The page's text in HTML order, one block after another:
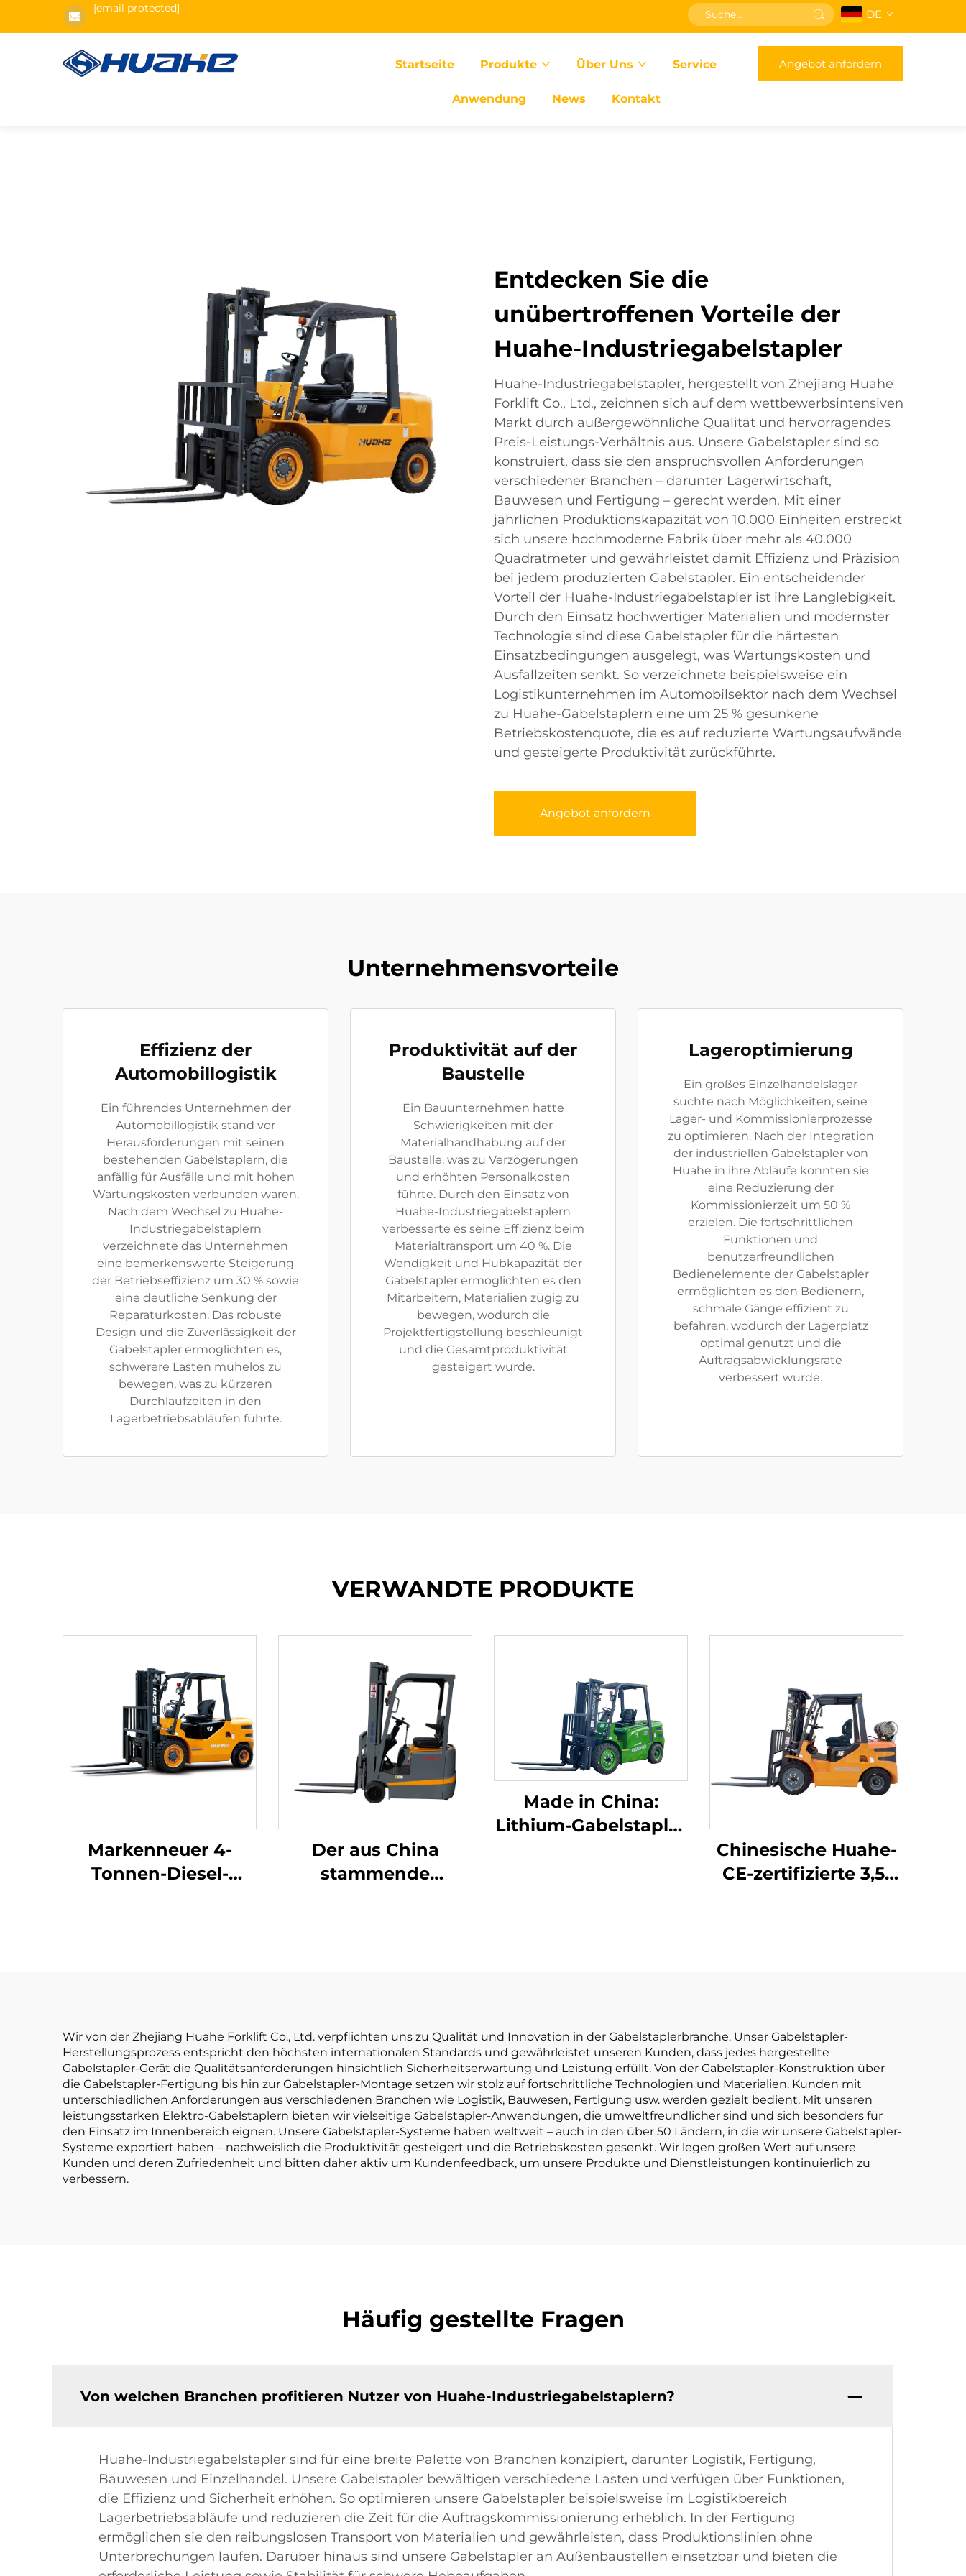
[email protected] DE
Startseite Produkte Über Uns Service
Anwendung News Kontakt
Angebot anfordern
Entdecken Sie die
unübertroffenen Vorteile der
Huahe-Industriegabelstapler
Huahe-Industriegabelstapler, hergestellt von Zhejiang Huahe
Forklift Co., Ltd., zeichnen sich auf dem wettbewerbsintensiven
Markt durch außergewöhnliche Qualität und hervorragendes
Preis-Leistungs-Verhältnis aus. Unsere Gabelstapler sind so
konstruiert, dass sie den anspruchsvollen Anforderungen
verschiedener Branchen – darunter Lagerwirtschaft,
Bauwesen und Fertigung – gerecht werden. Mit einer
jährlichen Produktionskapazität von 10.000 Einheiten erstreckt
sich unsere hochmoderne Fabrik über mehr als 40.000
Quadratmeter und gewährleistet damit Effizienz und Präzision
bei jedem produzierten Gabelstapler. Ein entscheidender
Vorteil der Huahe-Industriegabelstapler ist ihre Langlebigkeit.
Durch den Einsatz hochwertiger Materialien und modernster
Technologie sind diese Gabelstapler für die härtesten
Einsatzbedingungen ausgelegt, was Wartungskosten und
Ausfallzeiten senkt. So verzeichnete beispielsweise ein
Logistikunternehmen im Automobilsektor nach dem Wechsel
zu Huahe-Gabelstaplern eine um 25 % gesunkene
Betriebskostenquote, die es auf reduzierte Wartungsaufwände
und gesteigerte Produktivität zurückführte.
Angebot anfordern
Unternehmensvorteile
Effizienz der
Automobillogistik
Ein führendes Unternehmen der
Automobillogistik stand vor
Herausforderungen mit seinen
bestehenden Gabelstaplern, die
anfällig für Ausfälle und mit hohen
Wartungskosten verbunden waren.
Nach dem Wechsel zu Huahe-
Industriegabelstaplern
verzeichnete das Unternehmen
eine bemerkenswerte Steigerung
der Betriebseffizienz um 30 % sowie
eine deutliche Senkung der
Reparaturkosten. Das robuste
Design und die Zuverlässigkeit der
Gabelstapler ermöglichten es,
schwerere Lasten mühelos zu
bewegen, was zu kürzeren
Durchlaufzeiten in den
Lagerbetriebsabläufen führte.
Produktivität auf der
Baustelle
Ein Bauunternehmen hatte
Schwierigkeiten mit der
Materialhandhabung auf der
Baustelle, was zu Verzögerungen
und erhöhten Personalkosten
führte. Durch den Einsatz von
Huahe-Industriegabelstaplern
verbesserte es seine Effizienz beim
Materialtransport um 40 %. Die
Wendigkeit und Hubkapazität der
Gabelstapler ermöglichten es den
Mitarbeitern, Materialien zügig zu
bewegen, wodurch die
Projektfertigstellung beschleunigt
und die Gesamtproduktivität
gesteigert wurde.
Lageroptimierung
Ein großes Einzelhandelslager
suchte nach Möglichkeiten, seine
Lager- und Kommissionierprozesse
zu optimieren. Nach der Integration
der industriellen Gabelstapler von
Huahe in ihre Abläufe konnten sie
eine Reduzierung der
Kommissionierzeit um 50 %
erzielen. Die fortschrittlichen
Funktionen und
benutzerfreundlichen
Bedienelemente der Gabelstapler
ermöglichten es den Bedienern,
schmale Gänge effizient zu
befahren, wodurch der Lagerplatz
optimal genutzt und die
Auftragsabwicklungsrate
verbessert wurde.
VERWANDTE PRODUKTE
Markenneuer 4-
Tonnen-Diesel-
Der aus China
stammende
Made in China:
Lithium-Gabelstapler
Chinesische Huahe-
CE-zertifizierte 3,5-
Wir von der Zhejiang Huahe Forklift Co., Ltd. verpflichten uns zu Qualität und Innovation in der Gabelstaplerbranche. Unser Gabelstapler-
Herstellungsprozess entspricht den höchsten internationalen Standards und gewährleistet unseren Kunden, dass jedes hergestellte
Gabelstapler-Gerät die Qualitätsanforderungen hinsichtlich Sicherheitserwartung und Leistung erfüllt. Von der Gabelstapler-Konstruktion über
die Gabelstapler-Fertigung bis hin zur Gabelstapler-Montage setzen wir stolz auf fortschrittliche Technologien und Materialien. Kunden mit
unterschiedlichen Anforderungen aus verschiedenen Branchen wie Logistik, Bauwesen, Fertigung usw. werden gezielt bedient. Mit unseren
leistungsstarken Elektro-Gabelstaplern bieten wir vielseitige Gabelstapler-Anwendungen, die umweltfreundlicher sind und sich besonders für
den Einsatz im Innenbereich eignen. Unsere Gabelstapler-Systeme haben weltweit – auch in den über 50 Ländern, in die wir unsere Gabelstapler-
Systeme exportiert haben – nachweislich die Produktivität gesteigert und die Betriebskosten gesenkt. Wir legen großen Wert auf unsere
Kunden und deren Zufriedenheit und bitten daher aktiv um Kundenfeedback, um unsere Produkte und Dienstleistungen kontinuierlich zu
verbessern.
Häufig gestellte Fragen
Von welchen Branchen profitieren Nutzer von Huahe-Industriegabelstaplern?
Huahe-Industriegabelstapler sind für eine breite Palette von Branchen konzipiert, darunter Logistik, Fertigung,
Bauwesen und Einzelhandel. Unsere Gabelstapler bewältigen verschiedene Lasten und verfügen über Funktionen,
die Effizienz und Sicherheit erhöhen. So optimieren unsere Gabelstapler beispielsweise im Logistikbereich
Lagerbetriebsabläufe und reduzieren die Zeit für die Auftragskommissionierung erheblich. In der Fertigung
ermöglichen sie den reibungslosen Transport von Materialien und gewährleisten, dass Produktionslinien ohne
Unterbrechungen laufen. Darüber hinaus sind unsere Gabelstapler an Außenbaustellen einsetzbar und bieten die